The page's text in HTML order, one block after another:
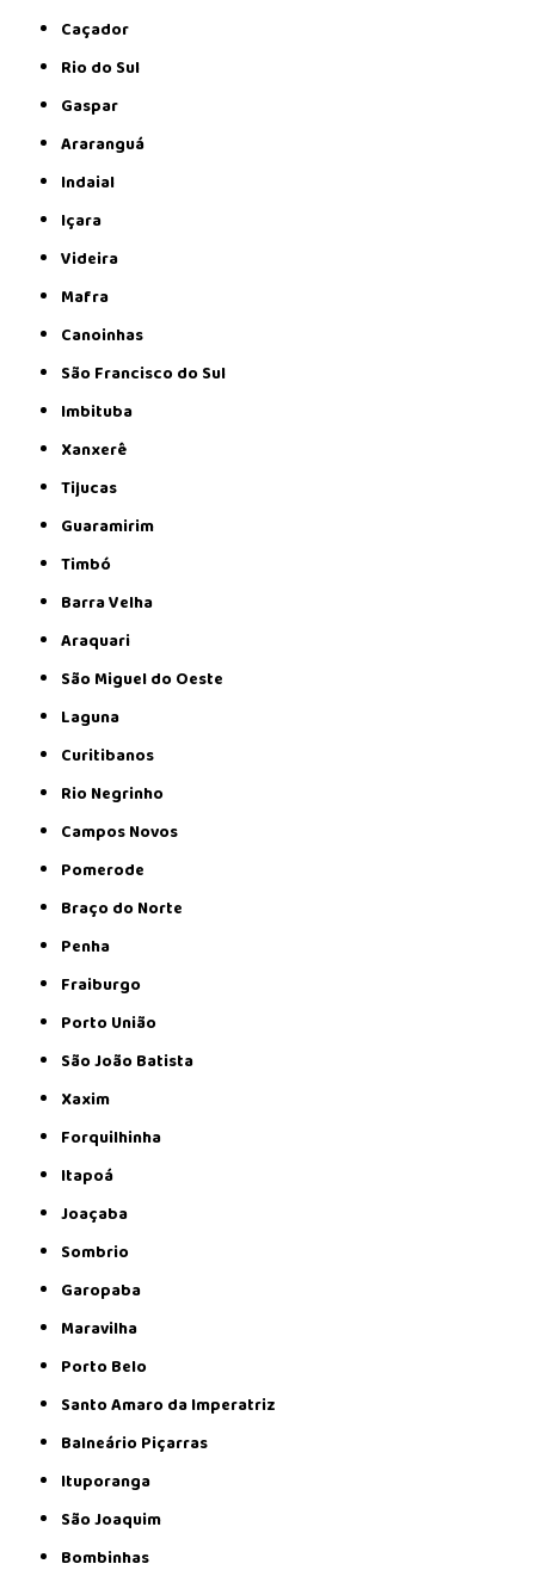
Caçador
Rio do Sul
Gaspar
Araranguá
Indaial
Içara
Videira
Mafra
Canoinhas
São Francisco do Sul
Imbituba
Xanxerê
Tijucas
Guaramirim
Timbó
Barra Velha
Araquari
São Miguel do Oeste
Laguna
Curitibanos
Rio Negrinho
Campos Novos
Pomerode
Braço do Norte
Penha
Fraiburgo
Porto União
São João Batista
Xaxim
Forquilhinha
Itapoá
Joaçaba
Sombrio
Garopaba
Maravilha
Porto Belo
Santo Amaro da Imperatriz
Balneário Piçarras
Ituporanga
São Joaquim
Bombinhas